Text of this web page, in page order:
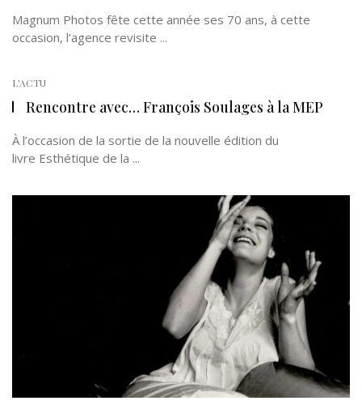
Magnum Photos fête cette année ses 70 ans, à cette
occasion, l’agence revisite ...
L'ACTU
Rencontre avec… François Soulages à la MEP
À l’occasion de la sortie de la nouvelle édition du
livre Esthétique de la ...